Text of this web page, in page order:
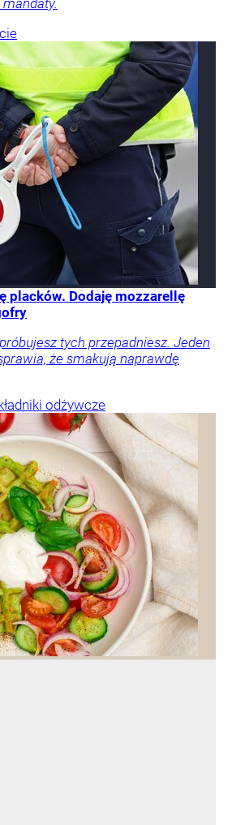
placków. Dodaję mozzarellę
tych przepadniesz. Jeden
że smakują naprawdę
odżywcze